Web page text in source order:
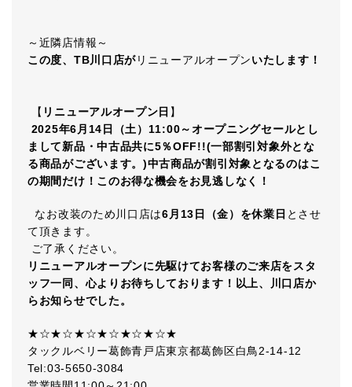
～近隣店情報～
この度、TB川口店がリニューアルオープンいたします！
【 リニューアルオープン日 】
2025年6月14日（土）11:00～オープニングセールとし
まして新品・中古品共に5％OFF!!(一部割引対象外とな
る商品がございます。)中古商品が割引対象となるのはこ
の期間だけ！このお得な機会をお見逃しなく！
なお改装のため川口店は6月13日（金）を休業日 とさせ
て頂きます。
ご了承ください。
リニューアルオープンに先駆けてお客様のご来店をスタ
ッフ一同、心よりお待ちしております！以上、川口店か
らお知らせでした。
★☆★☆★☆★☆★☆★☆★
タックルベリー葛飾青戸店東京都葛飾区白鳥2-14-12
Tel:03-5650-3084